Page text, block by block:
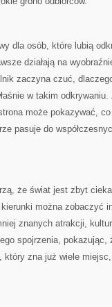
dla osób, które lubią
działają na
zaczyna czuć,
w takim
może pokazywać,
pasuje do
że świat jest zbyt
można zobaczyć
znanych atrakcji,
spojrzenia, pokazując,
zna już wiele